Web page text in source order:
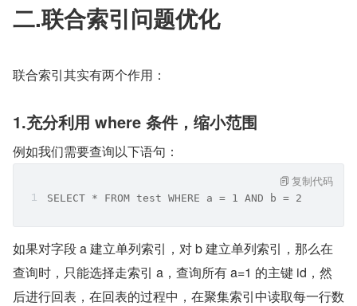
二.联合索引问题优化
联合索引其实有两个作用：
1.充分利用 where 条件，缩小范围
例如我们需要查询以下语句：
SELECT * FROM test WHERE a = 1 AND b = 2
复制代码
如果对字段 a 建立单列索引，对 b 建立单列索引，那么在
查询时，只能选择走索引 a，查询所有 a=1 的主键 id，然
后进行回表，在回表的过程中，在聚集索引中读取每一行数